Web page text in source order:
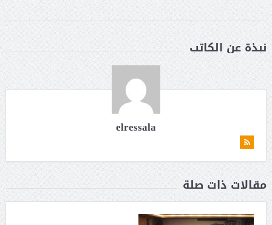
نبذة عن الكاتب
elressala
مقالات ذات صلة